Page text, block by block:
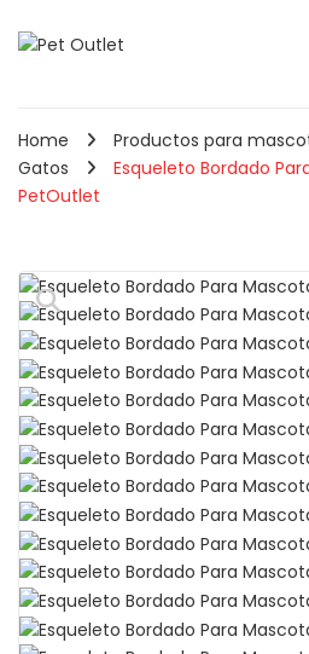
Home
Productos para
Gatos
Esqueleto Bordado
PetOutlet
🔍
Pala Recogedora Para
Cepillo Combo Para
Perros y Ga ...
–$8,900 IVA INCLUIDO
Cepillo Slicker Para
Perros y ...
$